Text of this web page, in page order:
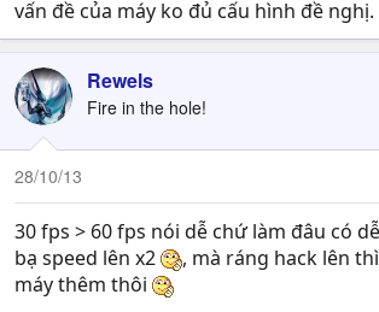
vấn đề của máy ko đủ cấu hình đề nghị.
Rewels
Fire in the hole!
28/10/13
30 fps > 60 fps nói dễ chứ làm đâu có dễ
bạ speed lên x2
, mà ráng hack lên
máy thêm thôi